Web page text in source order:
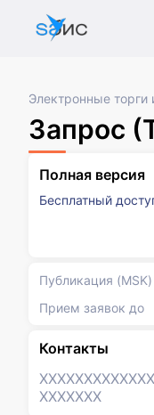
Электронные торги
Запрос
Полная версия
Бесплатный
Публикация (MSK)
Прием заявок до
Контакты
XXXXXXX
XXXXXXX